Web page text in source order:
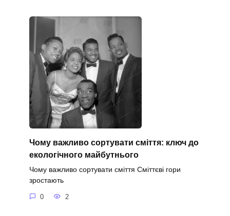
Чому важливо сортувати сміття: ключ до
екологічного майбутнього
Чому важливо сортувати сміття Сміттєві гори
зростають
0 2